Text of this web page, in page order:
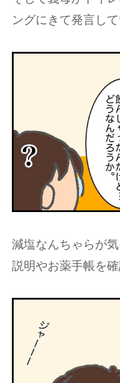
ングにきて発言し
減塩なんちゃらが
説明やお薬手帳を確